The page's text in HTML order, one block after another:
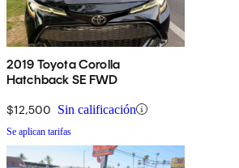
2019 Toyota Corolla
Hatchback SE FWD
$12,500 Sin calificación
Se aplican tarifas